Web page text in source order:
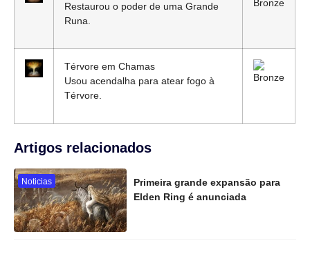
Restaurou o poder de uma Grande
Runa.
Térvore em Chamas
Usou acendalha para atear fogo à
Térvore.
Artigos relacionados
Noticias
Primeira grande expansão para
Elden Ring é anunciada